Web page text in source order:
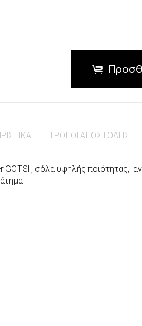
ΤΡΟΠΟΙ ΑΠΟΣΤΟΛΗΣ
GOTSI , σόλα υψηλής ποιότητας,